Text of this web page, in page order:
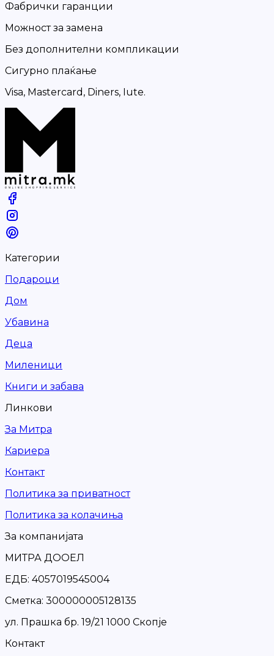
Фабрички гаранции
Можност за замена
Без дополнителни компликации
Сигурно плаќање
Visa, Mastercard, Diners, Iute.
Категории
Подароци
Дом
Убавина
Деца
Миленици
Книги и забава
Линкови
За Митра
Кариера
Контакт
Политика за приватност
Политика за колачиња
За компанијата
МИТРА ДООЕЛ
ЕДБ: 4057019545004
Сметка: 300000005128135
ул. Прашка бр. 19/21 1000 Скопје
Контакт